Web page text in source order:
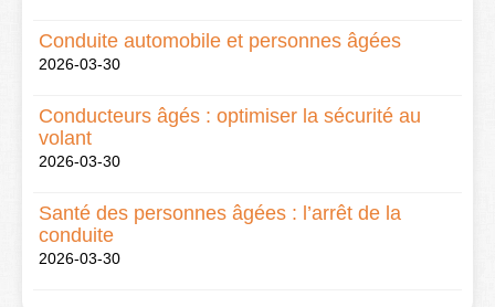
Conduite automobile et personnes âgées
2026-03-30
Conducteurs âgés : optimiser la sécurité au
volant
2026-03-30
Santé des personnes âgées : l’arrêt de la
conduite
2026-03-30